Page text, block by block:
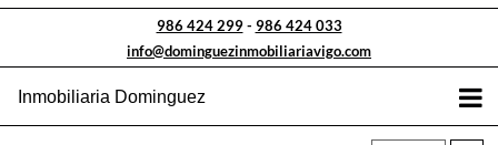
986 424 299- 986 424 033
info@dominguezinmobiliariavigo.com
Inmobiliaria Dominguez